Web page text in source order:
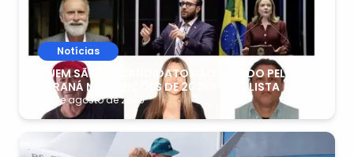
Notícias
QUEM SÃO OS CANDIDATOS AO SENADO PELO
PARANÁ NAS ELEIÇÕES DE 2026? VEJA LISTA
08 de agosto de 2026